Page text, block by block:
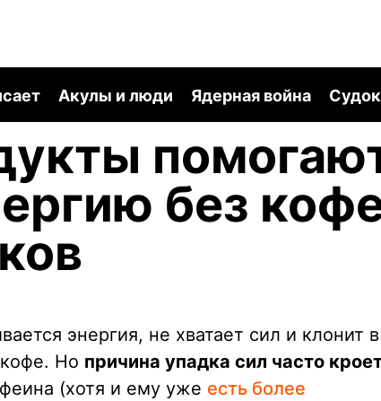
Акулы и люди Ядерная война
без
энергия, не хватает сил и клонит в
Но причина упадка сил часто
(хотя и ему уже есть более